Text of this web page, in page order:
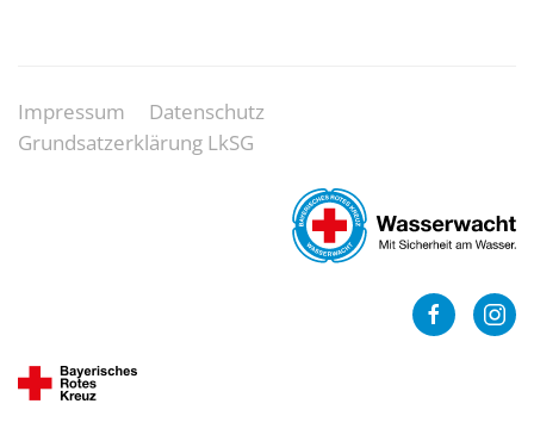
Impressum
Datenschutz
Grundsatzerklärung LkSG